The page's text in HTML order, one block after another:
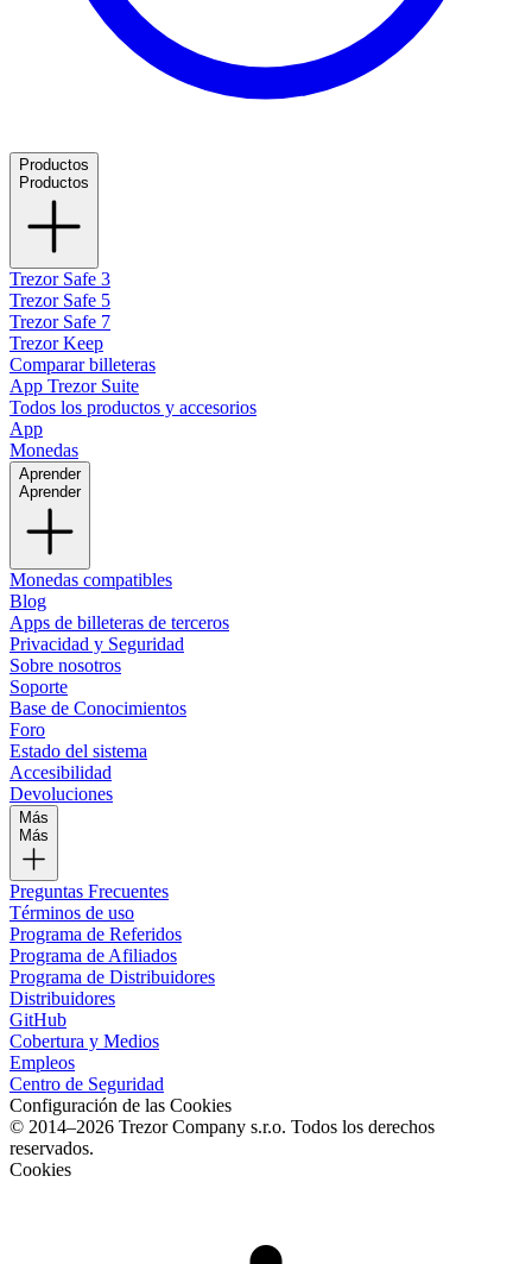
Productos
Productos
Trezor Safe 3
Trezor Safe 5
Trezor Safe 7
Trezor Keep
Comparar billeteras
App Trezor Suite
Todos los productos y accesorios
App
Monedas
Aprender
Aprender
Monedas compatibles
Blog
Apps de billeteras de terceros
Privacidad y Seguridad
Sobre nosotros
Soporte
Base de Conocimientos
Foro
Estado del sistema
Accesibilidad
Devoluciones
Más
Más
Preguntas Frecuentes
Términos de uso
Programa de Referidos
Programa de Afiliados
Programa de Distribuidores
Distribuidores
GitHub
Cobertura y Medios
Empleos
Centro de Seguridad
Configuración de las Cookies
© 2014–2026 Trezor Company s.r.o. Todos los derechos
reservados.
Cookies